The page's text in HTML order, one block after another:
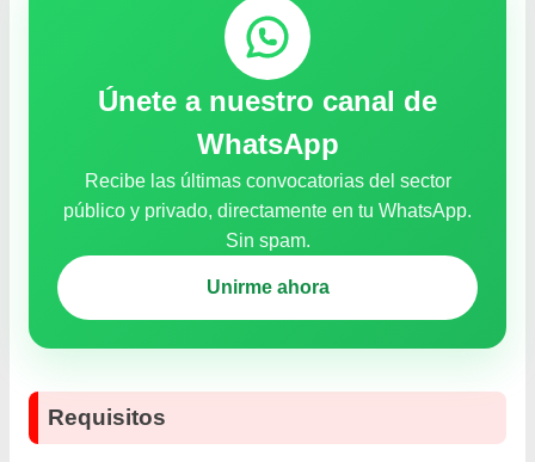
Únete a nuestro canal de
WhatsApp
Recibe las últimas convocatorias del sector
público y privado, directamente en tu WhatsApp.
Sin spam.
Unirme ahora
Requisitos